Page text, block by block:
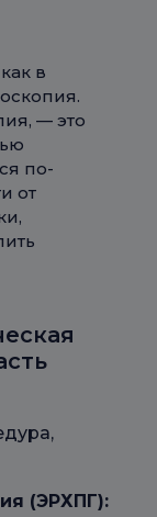
в
— это
по-
от
(ЭРХПГ):